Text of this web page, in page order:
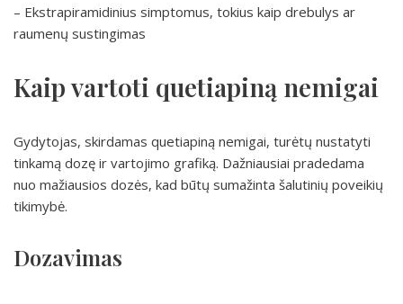
– Ekstrapiramidinius simptomus, tokius kaip drebulys ar
raumenų sustingimas
Kaip vartoti quetiapiną nemigai
Gydytojas, skirdamas quetiapiną nemigai, turėtų nustatyti
tinkamą dozę ir vartojimo grafiką. Dažniausiai pradedama
nuo mažiausios dozės, kad būtų sumažinta šalutinių poveikių
tikimybė.
Dozavimas